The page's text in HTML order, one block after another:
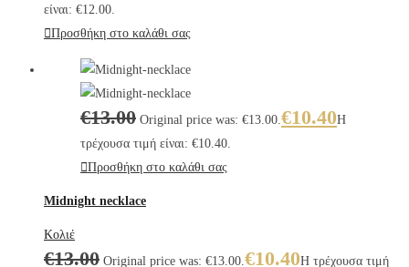
είναι: €12.00.
Προσθήκη στο καλάθι σας
€13.00 Original price was: €13.00.€10.40Η
τρέχουσα τιμή είναι: €10.40.
Προσθήκη στο καλάθι σας
Midnight necklace
Κολιέ
€13.00 Original price was: €13.00.€10.40Η τρέχουσα τιμή